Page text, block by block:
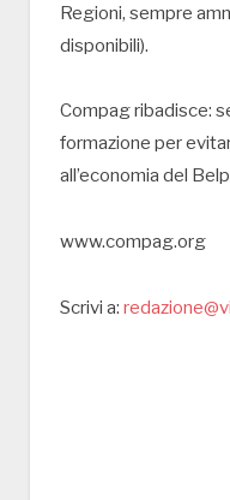
Regioni, sempre
disponibili).
Compag ribadisce:
formazione per
all’economia del
www.compag.org
Scrivi a: